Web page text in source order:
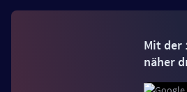
Mit der
näher